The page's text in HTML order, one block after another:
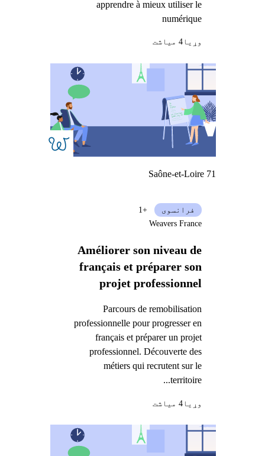
apprendre à mieux utiliser le
numérique
وړيا4 میاشت
Saône-et-Loire 71
Améliorer son niveau de
français et préparer son
projet professionnel
Parcours de remobilisation
professionnelle pour progresser en
français et préparer un projet
professionnel. Découverte des
métiers qui recrutent sur le
territoire...
فرانسوی
+1
Weavers France
وړيا4 میاشت